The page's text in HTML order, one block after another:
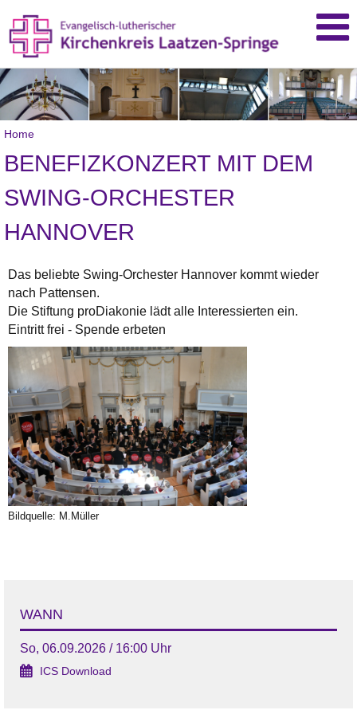
Home
BENEFIZKONZERT MIT DEM
SWING-ORCHESTER
HANNOVER
Das beliebte Swing-Orchester Hannover kommt wieder
nach Pattensen.
Die Stiftung proDiakonie lädt alle Interessierten ein.
Eintritt frei - Spende erbeten
Bildquelle: M.Müller
WANN
So, 06.09.2026 / 16:00 Uhr
ICS Download